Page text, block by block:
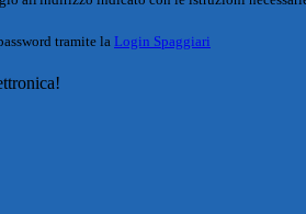
tramite la Login Spaggiari